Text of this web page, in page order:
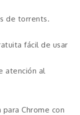
de torrents.
fácil de usar
atención al
Chrome con